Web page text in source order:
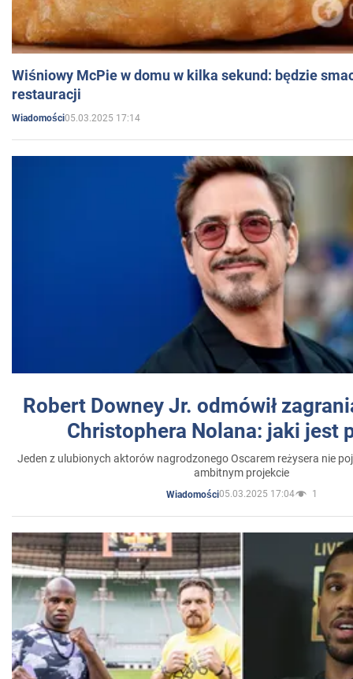
Wiśniowy McPie w domu w kilka sekund: będzie
restauracji
Wiadomości05.03.2025 17:14
Robert Downey Jr. odmówił
Christophera Nolana: jaki jest
Jeden z ulubionych aktorów nagrodzonego Oscarem reżysera nie
ambitnym projekcie
Wiadomości05.03.2025 17:04 1